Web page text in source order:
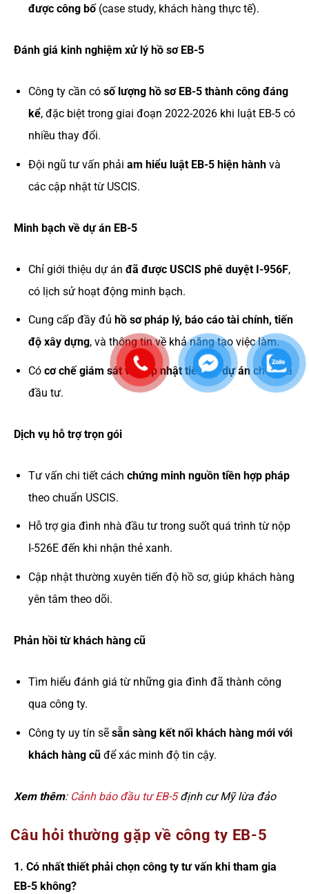
được công bố(case study, khách hàng thực tế).
Đánh giá kinh nghiệm xử lý hồ sơ EB-5
Công ty cần có số lượng hồ sơ EB-5 thành công đáng
kể, đặc biệt trong giai đoạn 2022-2026 khi luật EB-5 có
nhiều thay đổi.
Đội ngũ tư vấn phải am hiểu luật EB-5 hiện hànhvà
các cập nhật từ USCIS.
Minh bạch về dự án EB-5
Chỉ giới thiệu dự án đã được USCIS phê duyệt I-956F,
có lịch sử hoạt động minh bạch.
Cung cấp đầy đủ hồ sơ pháp lý, báo cáo tài chính, tiến
độ xây dựng, và thông tin về khả năng tạo việc làm.
Có cơ chế giám sát và cập nhật tiến độ dự án cho nhà
đầu tư.
Dịch vụ hỗ trợ trọn gói
Tư vấn chi tiết cách chứng minh nguồn tiền hợp pháp
theo chuẩn USCIS.
Hỗ trợ gia đình nhà đầu tư trong suốt quá trình từ nộp
I-526E đến khi nhận thẻ xanh.
Cập nhật thường xuyên tiến độ hồ sơ, giúp khách hàng
yên tâm theo dõi.
Phản hồi từ khách hàng cũ
Tìm hiểu đánh giá từ những gia đình đã thành công
qua công ty.
Công ty uy tín sẽ sẵn sàng kết nối khách hàng mới với
khách hàng cũđể xác minh độ tin cậy.
Xem thêm: Cảnh báo đầu tư EB-5định cư Mỹ lừa đảo
Câu hỏi thường gặp về công ty EB-5
1. Có nhất thiết phải chọn công ty tư vấn khi tham gia
EB-5 không?